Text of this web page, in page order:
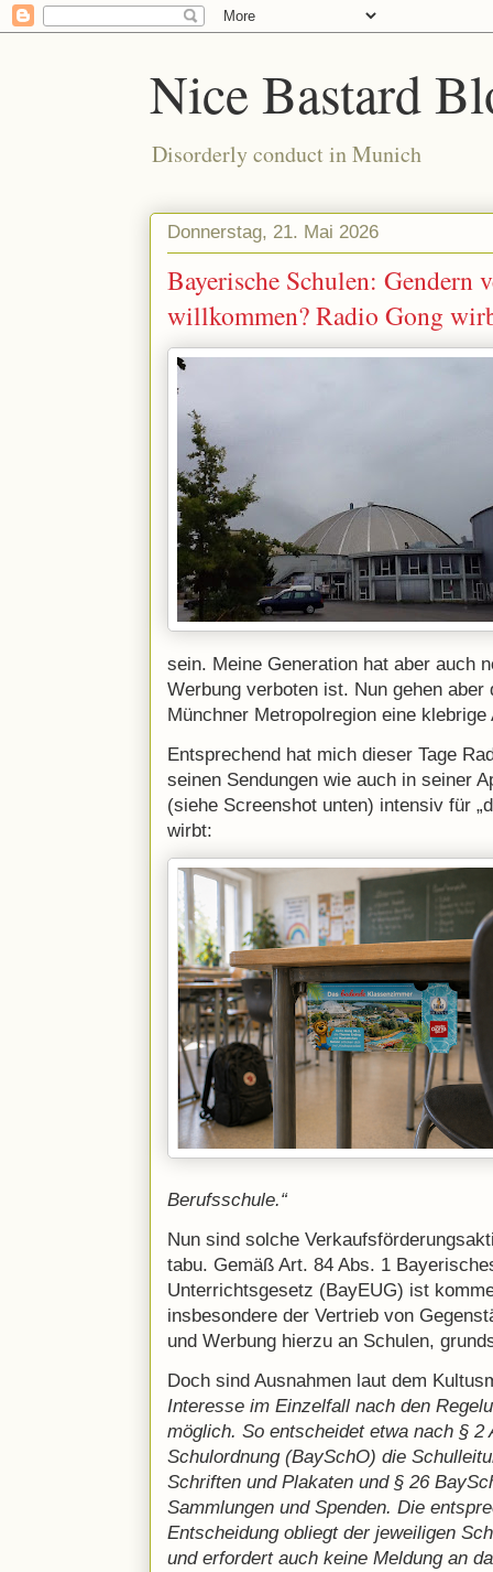
Nice Bastard
Disorderly conduct in Munich
Donnerstag, 21. Mai 2026
Bayerische Schulen: Gendern
willkommen? Radio Gong
sein. Meine Generation hat aber auch
Werbung verboten ist. Nun gehen
Münchner Metropolregion eine klebrige
Entsprechend hat mich dieser Tage
seinen Sendungen wie auch in seiner
(siehe Screenshot unten) intensiv für
wirbt:
Berufsschule.“
Nun sind solche
tabu. Gemäß Art. 84 Abs. 1
Unterrichtsgesetz (BayEUG) ist
insbesondere der Vertrieb von
und Werbung hierzu an Schulen,
Doch sind Ausnahmen laut dem
Interesse im Einzelfall nach den
möglich. So entscheidet etwa nach §
Schulordnung (BaySchO) die
Schriften und Plakaten und § 26
Sammlungen und Spenden. Die
Entscheidung obliegt der jeweiligen
und erfordert auch keine Meldung an